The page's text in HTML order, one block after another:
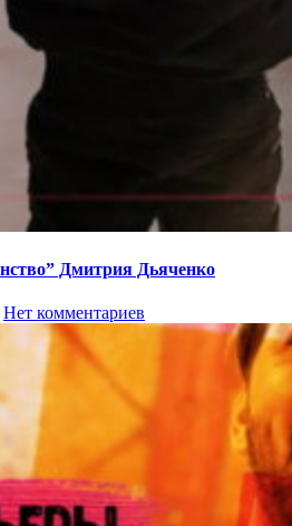
Дмитрия Дьяченко
Нет комментариев